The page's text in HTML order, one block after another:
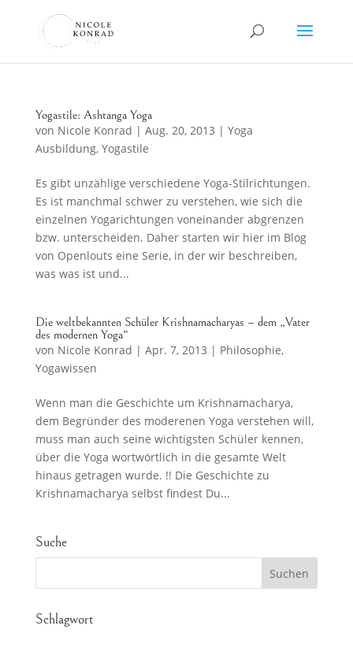
Yogastile: Ashtanga Yoga
von Nicole Konrad | Aug. 20, 2013 | Yoga
Ausbildung, Yogastile
Es gibt unzählige verschiedene Yoga-Stilrichtungen.
Es ist manchmal schwer zu verstehen, wie sich die
einzelnen Yogarichtungen voneinander abgrenzen
bzw. unterscheiden. Daher starten wir hier im Blog
von Openlouts eine Serie, in der wir beschreiben,
was was ist und...
Die weltbekannten Schüler Krishnamacharyas – dem „Vater
des modernen Yoga“
von Nicole Konrad | Apr. 7, 2013 | Philosophie,
Yogawissen
Wenn man die Geschichte um Krishnamacharya,
dem Begründer des moderenen Yoga verstehen will,
muss man auch seine wichtigsten Schüler kennen,
über die Yoga wortwörtlich in die gesamte Welt
hinaus getragen wurde. !! Die Geschichte zu
Krishnamacharya selbst findest Du...
Suche
Schlagwort